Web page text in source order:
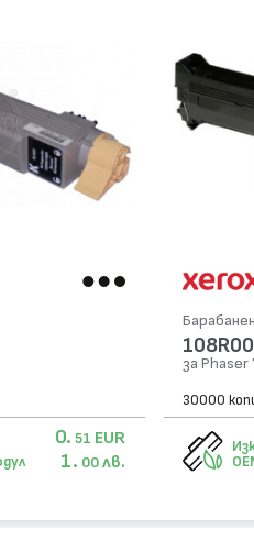
0. 51 EUR
1. 00 лв.
за Phaser
30000